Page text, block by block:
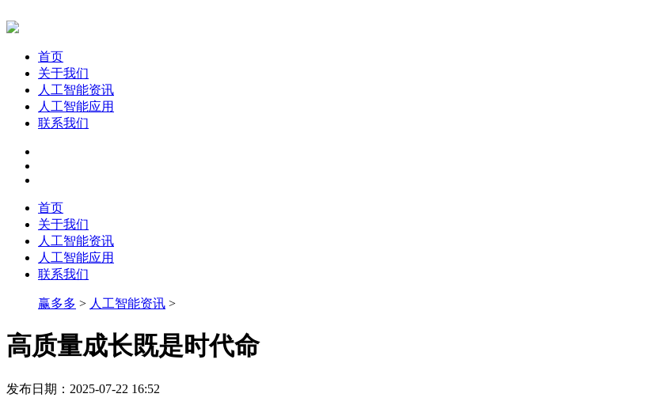
首页
关于我们
人工智能资讯
人工智能应用
联系我们
首页
关于我们
人工智能资讯
人工智能应用
联系我们
赢多多 > 人工智能资讯 >
高质量成长既是时代命
发布日期：2025-07-22 16:52